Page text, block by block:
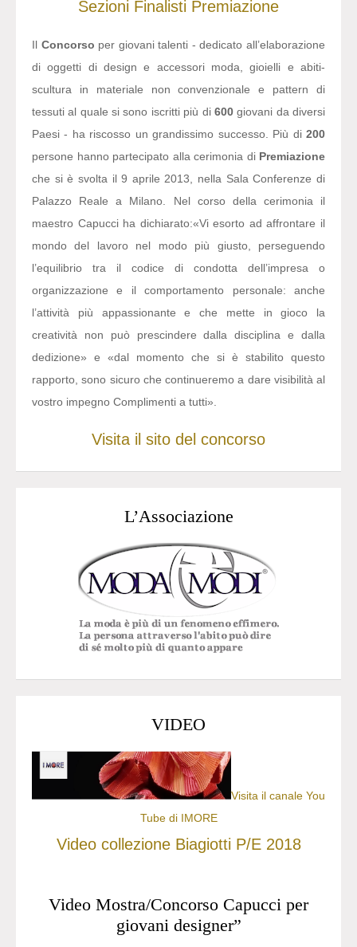
Sezioni Finalisti Premiazione
Il Concorso per giovani talenti - dedicato all’elaborazione
di oggetti di design e accessori moda, gioielli e abiti-
scultura in materiale non convenzionale e pattern di
tessuti al quale si sono iscritti più di 600giovani da diversi
Paesi - ha riscosso un grandissimo successo. Più di 200
persone hanno partecipato alla cerimonia di Premiazione
che si è svolta il 9 aprile 2013, nella Sala Conferenze di
Palazzo Reale a Milano. Nel corso della cerimonia il
maestro Capucci ha dichiarato:«Vi esorto ad affrontare il
mondo del lavoro nel modo più giusto, perseguendo
l’equilibrio tra il codice di condotta dell’impresa o
organizzazione e il comportamento personale: anche
l’attività più appassionante e che mette in gioco la
creatività non può prescindere dalla disciplina e dalla
dedizione» e «dal momento che si è stabilito questo
rapporto, sono sicuro che continueremo a dare visibilità al
vostro impegno Complimenti a tutti».
Visita il sito del concorso
L’Associazione
VIDEO
Visita il canale You
Tube di IMORE
Video collezione Biagiotti P/E 2018
Video Mostra/Concorso Capucci per
giovani designer”